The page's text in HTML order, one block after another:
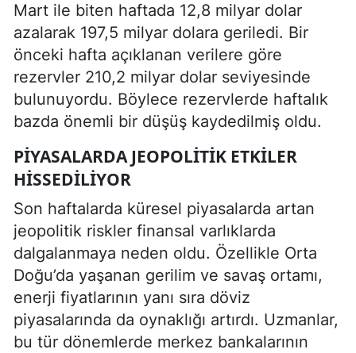
Mart ile biten haftada 12,8 milyar dolar
azalarak 197,5 milyar dolara geriledi. Bir
önceki hafta açıklanan verilere göre
rezervler 210,2 milyar dolar seviyesinde
bulunuyordu. Böylece rezervlerde haftalık
bazda önemli bir düşüş kaydedilmiş oldu.
PIYASALARDA JEOPOLITIK ETKILER
HISSEDILIYOR
Son haftalarda küresel piyasalarda artan
jeopolitik riskler finansal varlıklarda
dalgalanmaya neden oldu. Özellikle Orta
Doğu’da yaşanan gerilim ve savaş ortamı,
enerji fiyatlarının yanı sıra döviz
piyasalarında da oynaklığı artırdı. Uzmanlar,
bu tür dönemlerde merkez bankalarının